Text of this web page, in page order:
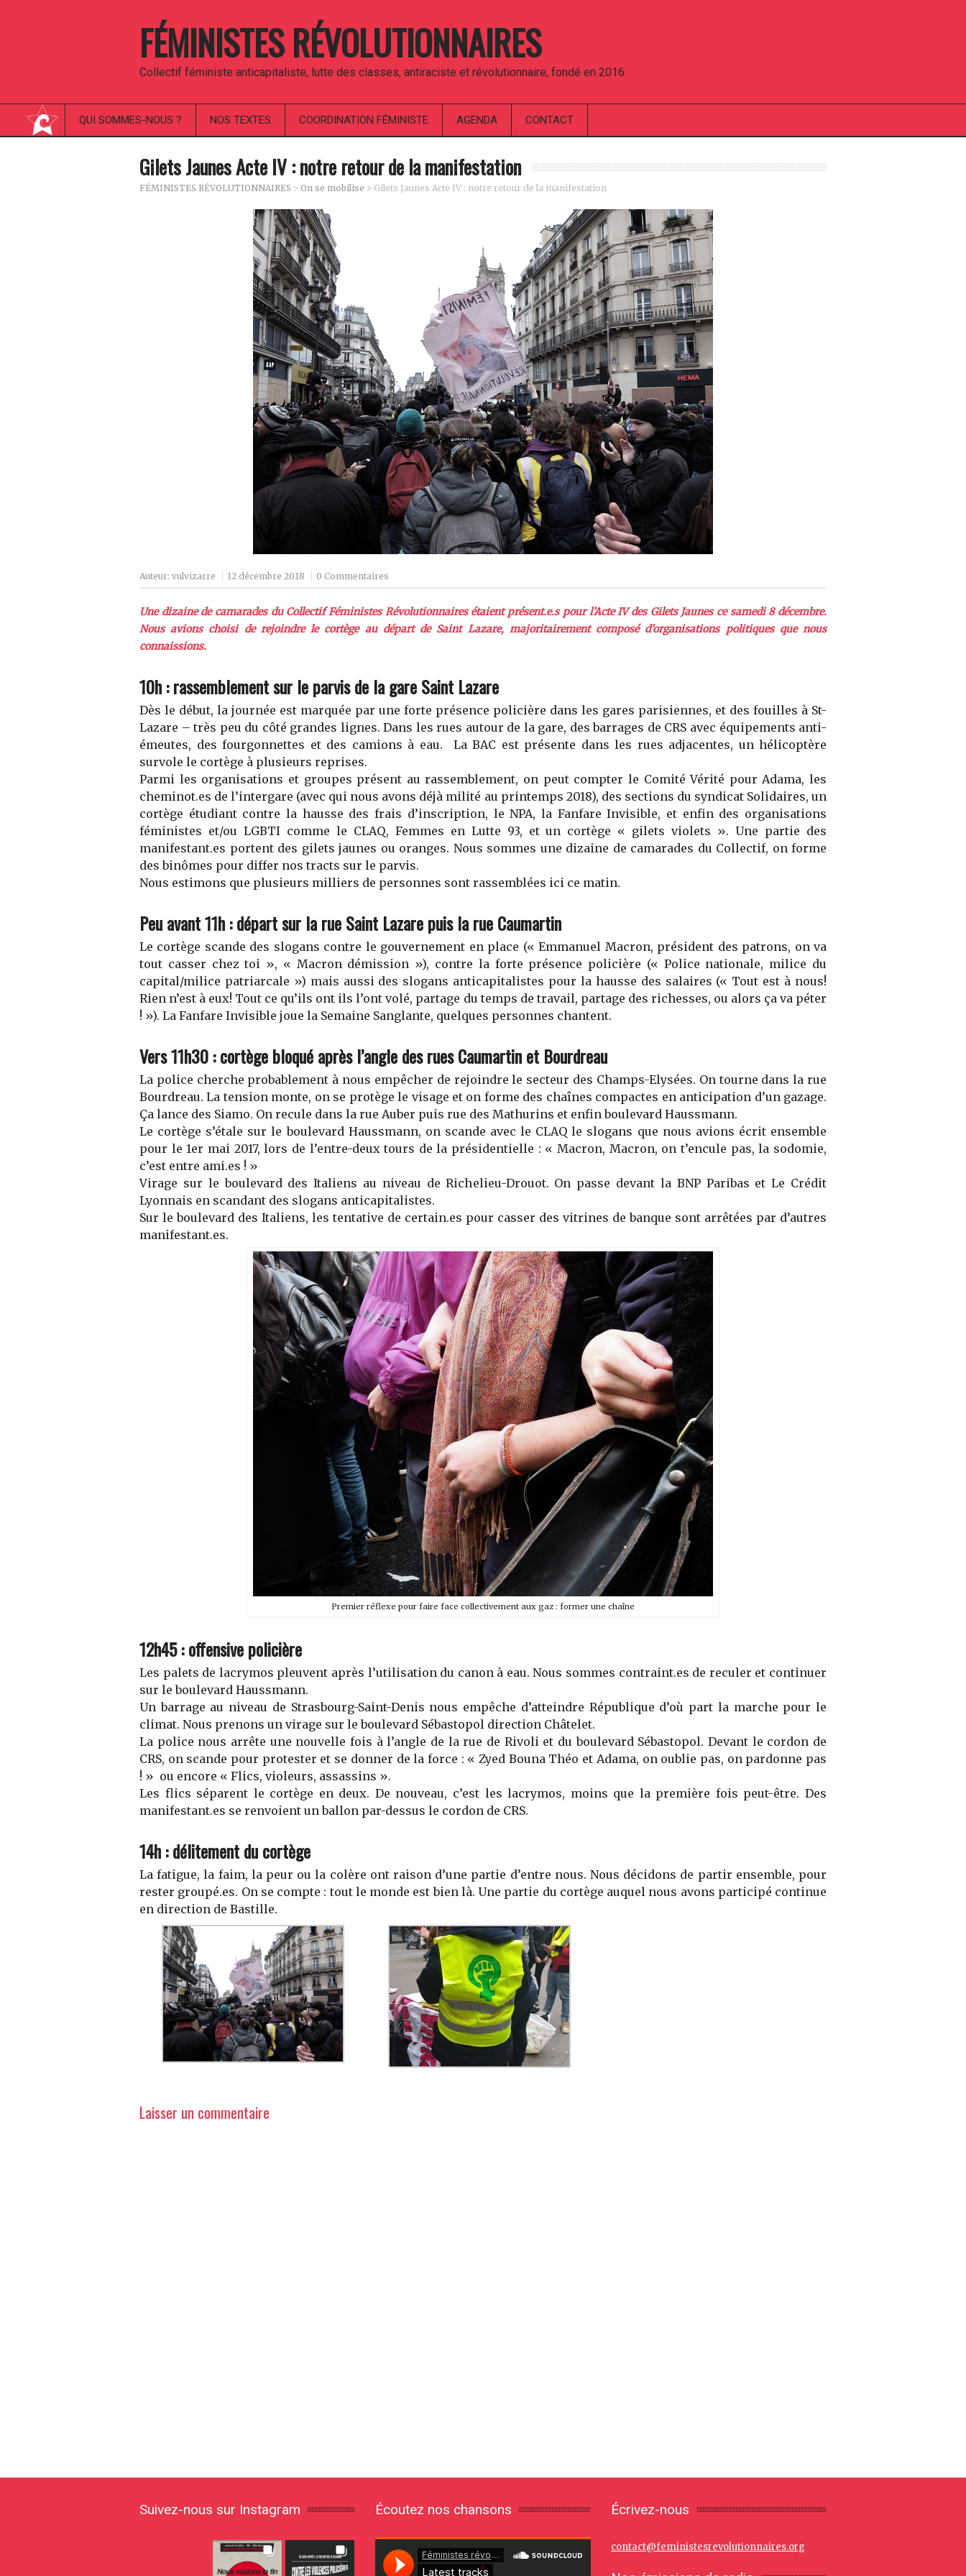
FÉMINISTES RÉVOLUTIONNAIRES
Collectif féministe anticapitaliste, lutte des classes, antiraciste et révolutionnaire, fondé en 2016
QUI SOMMES-NOUS ? NOS TEXTES COORDINATION FÉMINISTE AGENDA CONTACT
Gilets Jaunes Acte IV : notre retour de la manifestation
FÉMINISTES RÉVOLUTIONNAIRES > On se mobilise > Gilets Jaunes Acte IV : notre retour de la manifestation
Auteur: vulvizarre 12 décembre 2018 0 Commentaires
Une dizaine de camarades du Collectif Féministes Révolutionnaires étaient présent.e.s pour l’Acte IV des Gilets Jaunes ce samedi 8 décembre.
Nous avions choisi de rejoindre le cortège au départ de Saint Lazare, majoritairement composé d’organisations politiques que nous
connaissions.
10h: rassemblementsur le parvis de la gare Saint Lazare
Dès le début, la journée est marquée par une forte présence policière dans les gares parisiennes, et des fouilles à St-
Lazare – très peu du côté grandes lignes.Dans les rues autour de la gare, des barrages de CRS avec équipements anti-
émeutes, des fourgonnettes et des camions à eau. La BAC est présente dans les rues adjacentes, un hélicoptère
survole le cortège à plusieurs reprises.
Parmi les organisations et groupes présent au rassemblement, on peut compter le Comité Vérité pour Adama, les
cheminot.es de l’intergare (avec qui nous avons déjà milité au printemps 2018), des sections du syndicat Solidaires,un
cortège étudiant contre la hausse des frais d’inscription, leNPA, la Fanfare Invisible, et enfin des organisations
féministes et/ou LGBTIcomme le CLAQ, Femmes en Lutte 93, et un cortège « gilets violets ». Une partie des
manifestant.es portent des gilets jaunes ou oranges. Nous sommes une dizaine de camarades du Collectif, on forme
des binômes pour differ nos tracts sur le parvis.
Nous estimons que plusieurs milliers de personnes sont rassemblées ici ce matin.
Peu avant 11h:départ sur la rue Saint Lazare puis la rue Caumartin
Le cortège scande des slogans contre le gouvernement en place («Emmanuel Macron, président des patrons, on va
tout casser chez toi », « Macron démission »), contre la forte présence policière (« Police nationale, milice du
capital/milice patriarcale ») mais aussi des slogans anticapitalistes pour la hausse des salaires (« Tout est à nous!
Rien n’est à eux! Tout ce qu’ils ont ils l’ont volé, partage du temps de travail, partage des richesses, ou alors ça va péter
! »). La Fanfare Invisible joue la Semaine Sanglante, quelques personnes chantent.
Vers 11h30:cortège bloqué après l’angle des rues Caumartin et Bourdreau
La police cherche probablement à nous empêcher de rejoindre le secteur des Champs-Elysées. On tourne dans la rue
Bourdreau. La tension monte, on se protège le visage et on forme des chaînes compactes en anticipation d’un gazage.
Ça lance des Siamo. On recule dans la rue Auber puis rue des Mathurins et enfinboulevard Haussmann.
Le cortège s’étale sur le boulevardHaussmann, on scande avec le CLAQ le slogans que nous avions écrit ensemble
pour le 1er mai 2017, lors de l’entre-deux tours de la présidentielle : « Macron, Macron, on t’encule pas, la sodomie,
c’est entre ami.es ! »
Virage sur leboulevarddes Italiens au niveau de Richelieu-Drouot. On passe devant la BNP Paribas et Le Crédit
Lyonnais en scandant des slogans anticapitalistes.
Sur le boulevard des Italiens, les tentative de certain.es pour casser des vitrines de banque sont arrêtées par d’autres
manifestant.es.
Premier réflexe pour faire face collectivement aux gaz : former une chaîne
12h45:offensive policière
Les palets de lacrymos pleuvent après l’utilisation du canon à eau. Nous sommes contraint.es de reculer et continuer
sur leboulevard Haussmann.
Un barrage au niveau de Strasbourg-Saint-Denis nous empêche d’atteindre République d’où part lamarche pour le
climat. Nous prenons un virage sur le boulevard Sébastopol direction Châtelet.
La police nous arrête une nouvelle fois à l’angle de larue de Rivoli et du boulevard Sébastopol. Devant le cordon de
CRS, on scande pour protester et se donner de la force : « Zyed Bouna Théo et Adama, on oublie pas, on pardonne pas
! » ou encore « Flics, violeurs, assassins ».
Les flics séparent le cortège en deux. De nouveau, c’est les lacrymos, moins que la première fois peut-être.Des
manifestant.es se renvoient un ballon par-dessus le cordon de CRS.
14h : délitement du cortège
La fatigue, la faim, la peur ou la colère ont raison d’une partie d’entre nous. Nous décidons de partir ensemble, pour
rester groupé.es. On se compte : tout le monde est bien là. Une partie du cortège auquel nous avons participé continue
en direction de Bastille.
Laisser un commentaire
Suivez-nous sur Instagram Écoutez nos chansons Écrivez-nous
contact@feministesrevolutionnaires.org